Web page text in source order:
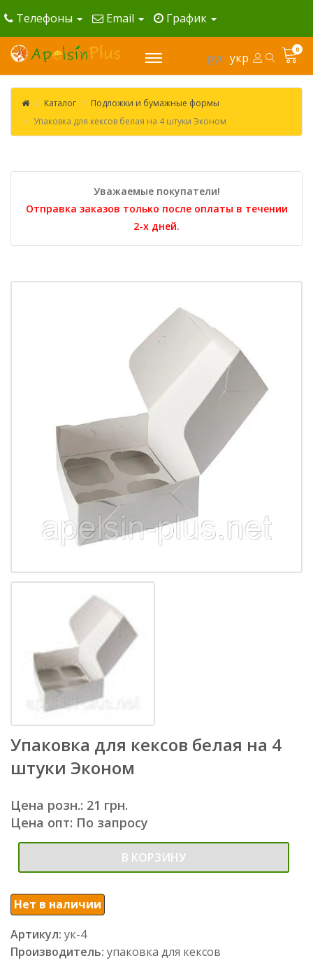
Телефоны Email График
рус укр
0
Каталог
Подложки и бумажные формы
Упаковка для кексов белая на 4 штуки Эконом
Уважаемые покупатели!
Отправка заказов только после оплаты в течении
2-х дней.
Упаковка для кексов белая на 4
штуки Эконом
Цена розн.: 21 грн.
Цена опт: По запросу
В КОРЗИНУ
Нет в наличии
Артикул: ук-4
Производитель: упаковка для кексов